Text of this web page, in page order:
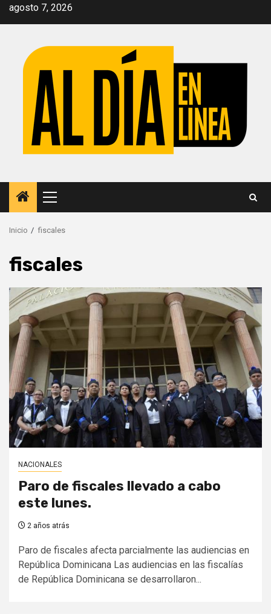
Saltar
agosto 7, 2026
Menú
principal
Inicio fiscales
fiscales
NACIONALES
Paro de fiscales llevado a cabo
este lunes.
2 años atrás
Paro de fiscales afecta parcialmente las audiencias en
República Dominicana Las audiencias en las fiscalías
de República Dominicana se desarrollaron...